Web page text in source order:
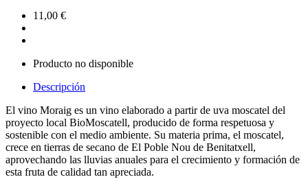
11,00 €
Producto no disponible
Descripción
El vino Moraig es un vino elaborado a partir de uva moscatel del
proyecto local BioMoscatell, producido de forma respetuosa y
sostenible con el medio ambiente. Su materia prima, el moscatel,
crece en tierras de secano de El Poble Nou de Benitatxell,
aprovechando las lluvias anuales para el crecimiento y formación de
esta fruta de calidad tan apreciada.